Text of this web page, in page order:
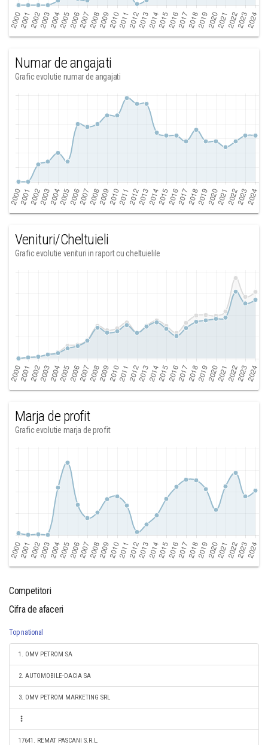
Numar de angajati
Grafic evolutie numar de angajati
Venituri/Cheltuieli
Grafic evolutie venituri in raport cu cheltuielile
Marja de profit
Grafic evolutie marja de profit
Competitori
Cifra de afaceri
Top national
1. OMV PETROM SA
2. AUTOMOBILE-DACIA SA
3. OMV PETROM MARKETING SRL
17641. REMAT PASCANI S.R.L.